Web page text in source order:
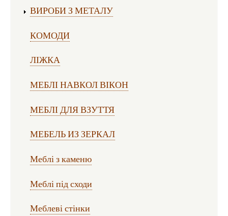
ВИРОБИ З МЕТАЛУ
КОМОДИ
ЛІЖКА
МЕБЛІ НАВКОЛ ВІКОН
МЕБЛІ ДЛЯ ВЗУТТЯ
МЕБЕЛЬ ИЗ ЗЕРКАЛ
Меблі з каменю
Меблі під сходи
Меблеві стінки